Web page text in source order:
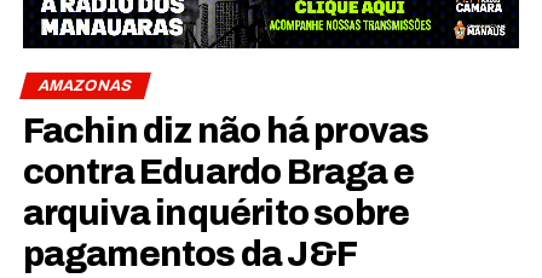
AMAZONAS
Fachin diz não há provas
contra Eduardo Braga e
arquiva inquérito sobre
pagamentos da J&F